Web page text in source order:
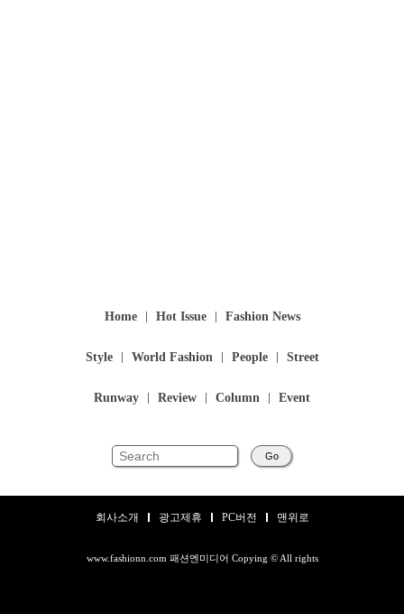
Home Hot Issue Fashion News
Style World Fashion People Street
Runway Review Column Event
Go
회사소개 광고제휴 PC버전 맨위로
www.fashionn.com 패션엔미디어 Copying © All rights